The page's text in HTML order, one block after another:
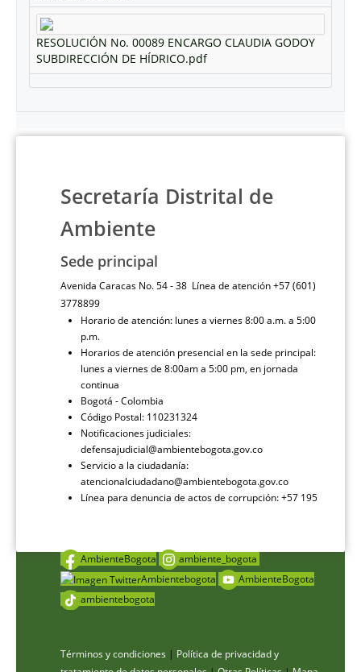
RESOLUCIÓN No. 00089 ENCARGO CLAUDIA GODOY
SUBDIRECCIÓN DE HÍDRICO.pdf
Secretaría Distrital de
Ambiente
Sede principal
Avenida Caracas No. 54 - 38 Línea de atención +57 (601)
3778899
Horario de atención: lunes a viernes 8:00 a.m. a 5:00
p.m.
Horarios de atención presencial en la sede principal:
lunes a viernes de 8:00am a 5:00 pm, en jornada
continua
Bogotá - Colombia
Código Postal: 110231324
Notificaciones judiciales:
defensajudicial@ambientebogota.gov.co
Servicio a la ciudadanía:
atencionalciudadano@ambientebogota.gov.co
Línea para denuncia de actos de corrupción: +57 195
AmbienteBogota
ambiente_bogota
Ambientebogota
AmbienteBogota
ambientebogota
Términos y condiciones | Política de privacidad y